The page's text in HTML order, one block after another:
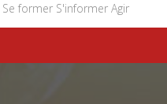
Se former S'informer Agir